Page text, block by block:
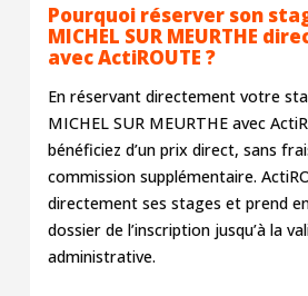
Pourquoi réserver son
MICHEL SUR MEURTHE
avec ActiROUTE ?
En réservant directement votre
MICHEL SUR MEURTHE avec
bénéficiez d’un prix direct, sans
commission supplémentaire.
directement ses stages et prend
dossier de l’inscription jusqu’à la
administrative.